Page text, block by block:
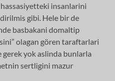
insanlarini
gibi. Hele bir de
basbakani domaltip
olagan gören taraftarlari
yok aslinda bunlarla
sertligini mazur